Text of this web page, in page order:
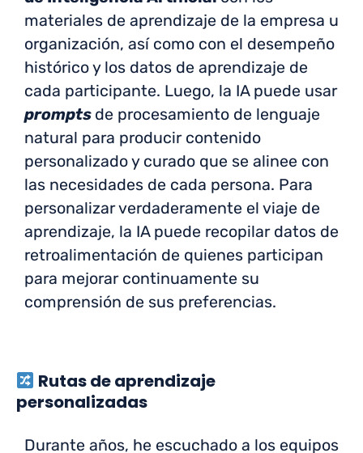
materiales de aprendizaje de la empresa u
organización, así como con el desempeño
histórico y los datos de aprendizaje de
cada participante. Luego, la IA puede usar
prompts de procesamiento de lenguaje
natural para producir contenido
personalizado y curado que se alinee con
las necesidades de cada persona. Para
personalizar verdaderamente el viaje de
aprendizaje, la IA puede recopilar datos de
retroalimentación de quienes participan
para mejorar continuamente su
comprensión de sus preferencias.
Rutas de aprendizaje
personalizadas
Durante años, he escuchado a los equipos